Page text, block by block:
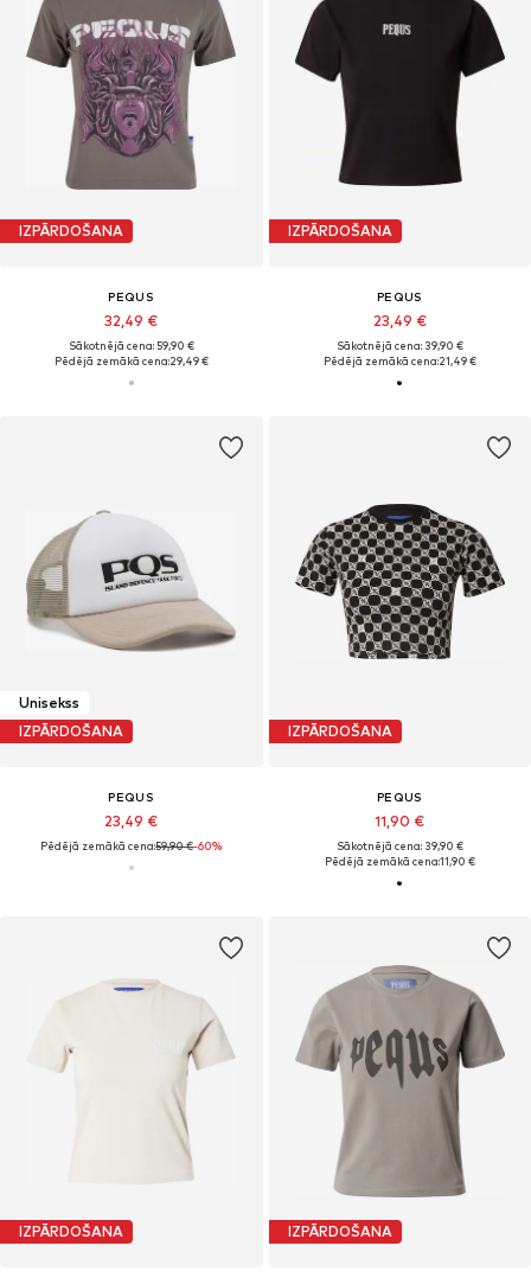
IZPĀRDOŠANA
PEQUS
32,49 €
Sākotnējā cena: 59,90 €
Pēdējā zemākā cena:29,49 €
IZPĀRDOŠANA
PEQUS
23,49 €
Sākotnējā cena: 39,90 €
Pēdējā zemākā cena:21,49 €
Unisekss
IZPĀRDOŠANA
PEQUS
23,49 €
Pēdējā zemākā cena:59,90 €-60%
IZPĀRDOŠANA
PEQUS
11,90 €
Sākotnējā cena: 39,90 €
Pēdējā zemākā cena:11,90 €
IZPĀRDOŠANA IZPĀRDOŠANA